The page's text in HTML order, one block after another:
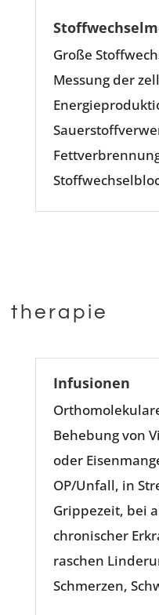
Große
Messung der
therapie
Infusionen
Behebung von
oder
OP/Unfall, in
Grippezeit, bei
chronischer
raschen
Schmerzen,